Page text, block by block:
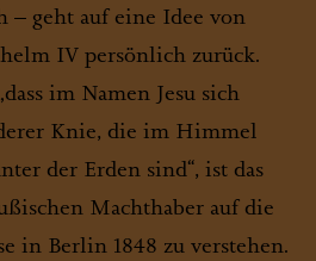
– geht auf eine Idee von
IV persönlich zurück.
im Namen Jesu sich
Knie, die im Himmel
der Erden sind“, ist das
Machthaber auf die
in Berlin 1848 zu verstehen.